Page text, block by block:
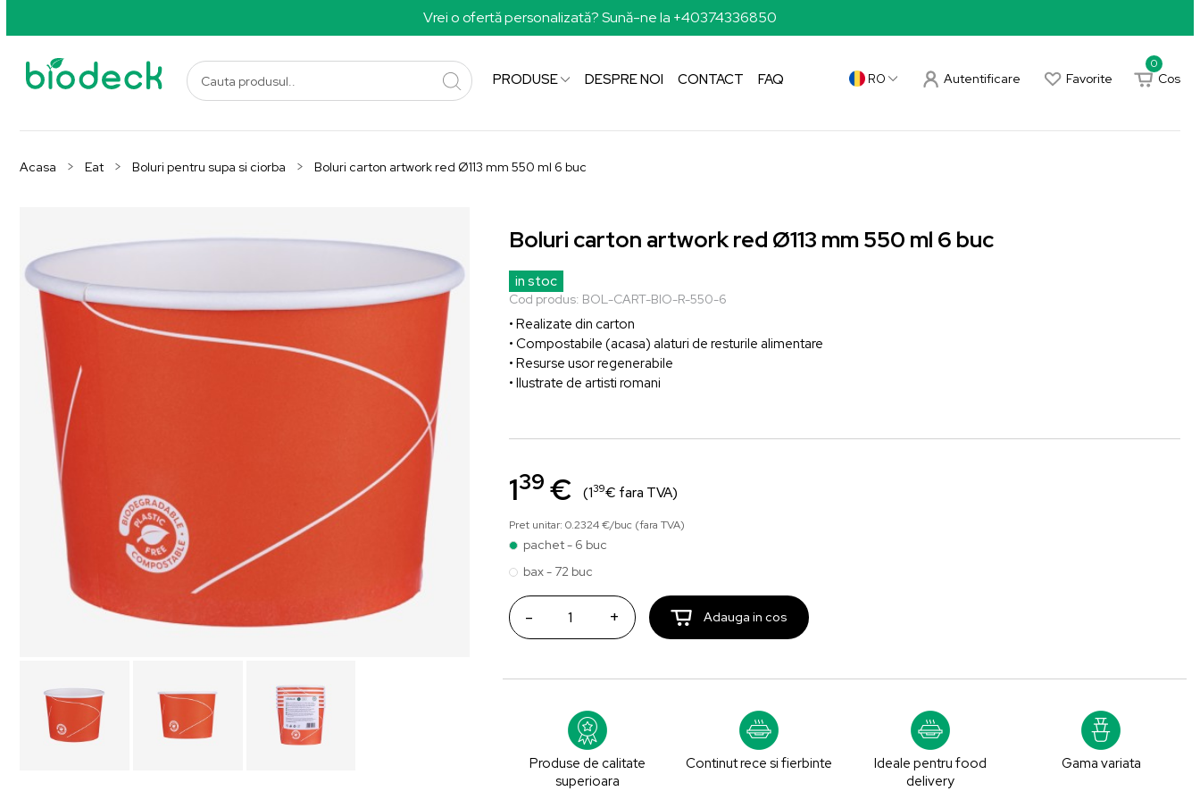
Vrei o ofertă personalizată? Sună-ne la +40374336850
PRODUSE DESPRE NOI CONTACT FAQ RO Autentificare Favorite
0
Cos
Acasa Eat Boluri pentru supa si ciorba Boluri carton artwork red Ø113 mm 550 ml 6 buc
Boluri carton artwork red Ø113 mm 550 ml 6 buc
in stoc
Cod produs: BOL-CART-BIO-R-550-6
• Realizate din carton
• Compostabile (acasa) alaturi de resturile alimentare
• Resurse usor regenerabile
• Ilustrate de artisti romani
139 € (139€ fara TVA)
Pret unitar: 0.2324 €/buc (fara TVA)
pachet - 6 buc
bax - 72 buc
- + Adauga in cos
Produse de calitate
superioara
Continut rece si fierbinte
Ideale pentru food
delivery
Gama variata